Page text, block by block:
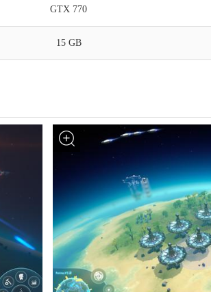
GTX 770
15 GB